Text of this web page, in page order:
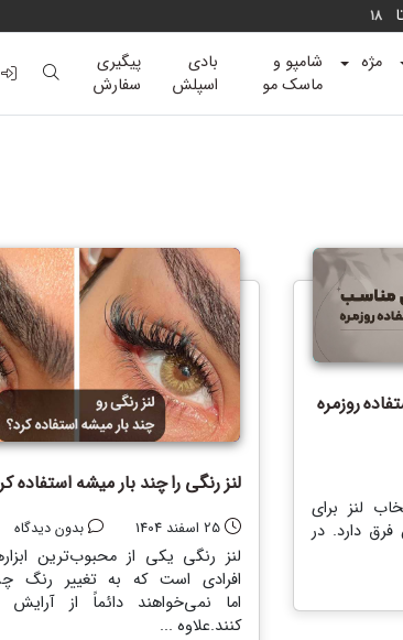
18
مژه
شامپو و
ماسک مو
بادی
اسپلش
پیگیری
سفارش
روزمره
لنز برای
دارد. در
لنز رنگی را چند بار میشه استفاده
25 اسفند 1404 بدون دیدگاه
لنز رنگی یکی از محبوب‌ترین
افرادی است که به تغییر رنگ
اما نمی‌خواهند دائماً از آرایش
کنند.علاوه ...